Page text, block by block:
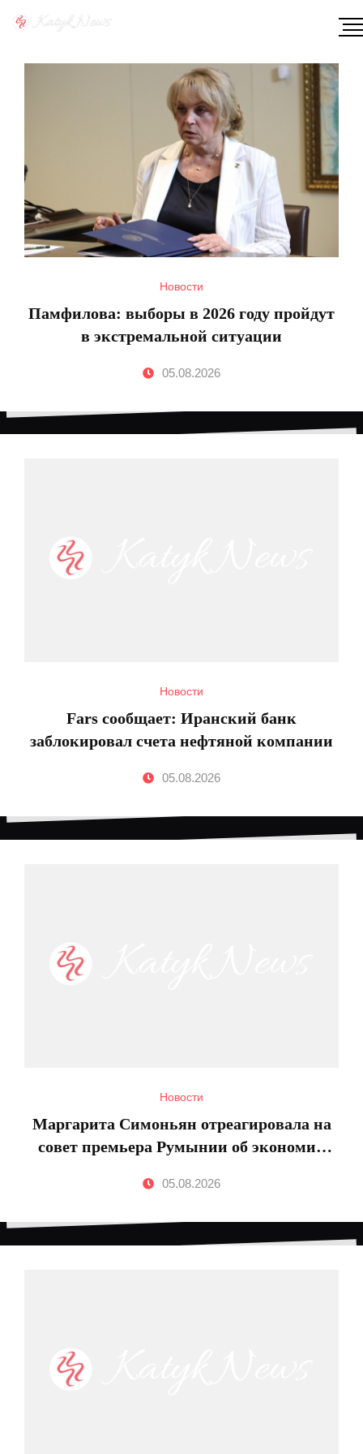
Новости
Новости
Памфилова: выборы в 2026 году пройдут
в экстремальной ситуации
05.08.2026
Новости
Fars сообщает: Иранский банк
заблокировал счета нефтяной компании
05.08.2026
Новости
Маргарита Симоньян отреагировала на
совет премьера Румынии об экономии
05.08.2026